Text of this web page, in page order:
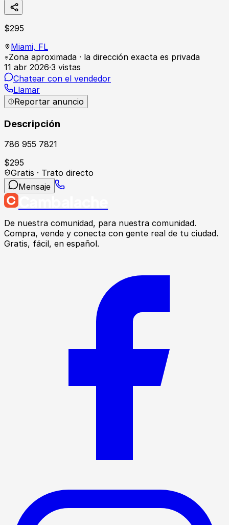
$295
Miami, FL
Zona aproximada · la dirección exacta es privada
11 abr 2026·3 vistas
Chatear con el vendedor
Llamar
Reportar anuncio
Descripción
786 955 7821
$295
Gratis · Trato directo
Mensaje
De nuestra comunidad, para nuestra comunidad.
Compra, vende y conecta con gente real de tu ciudad.
Gratis, fácil, en español.